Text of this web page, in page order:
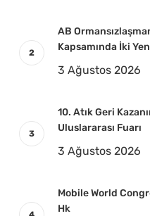
AB
Kapsamında İki
3 Ağustos 2026
10. Atık Geri
Uluslararası Fuarı
3 Ağustos 2026
Mobile World
Hk